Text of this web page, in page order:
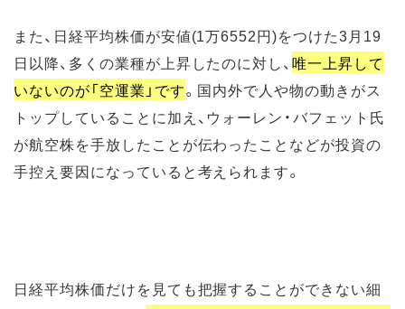
また、日経平均株価が安値(1万6552円)をつけた3月19
日以降、多くの業種が上昇したのに対し、唯一上昇して
いないのが「空運業」です。国内外で人や物の動きがス
トップしていることに加え、ウォーレン・バフェット氏
が航空株を手放したことが伝わったことなどが投資の
手控え要因になっていると考えられます。
日経平均株価だけを見ても把握することができない細